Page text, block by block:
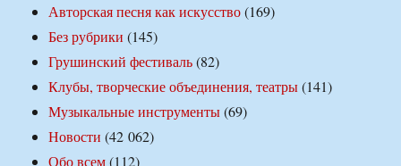
Авторская песня как искусство(169)
Без рубрики (145)
Грушинский фестиваль(82)
Клубы, творческие объединения, театры(141)
Музыкальные инструменты(69)
Новости (42 062)
Обо всем(112)